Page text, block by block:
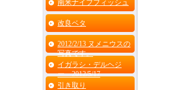
南米ナイフフィッシュ
改良ベタ
2012/2/13 ヌメニウスの
写真です。
イガラシ・デルヘジ
ー 2012/5/17
引き取り